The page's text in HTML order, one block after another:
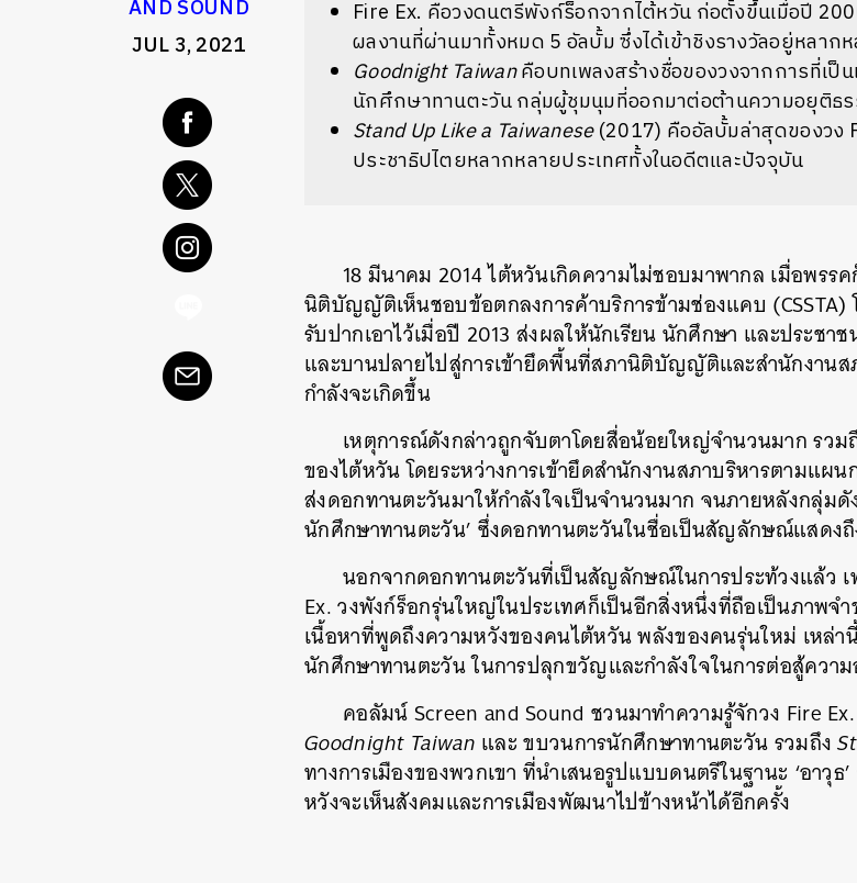
AND SOUND
JUL 3, 2021
Fire Ex. คือวงดนตรีพังก์ร็อกจากไต้หวัน ก่อตั้งขึ้นเมื่อปี
ผลงานที่ผ่านมาทั้งหมด 5 อัลบั้ม ซึ่งได้เข้าชิงรางวัลอยู่หลาก
Goodnight Taiwanคือบทเพลงสร้างชื่อของวงจากการที่เ
นักศึกษาทานตะวัน กลุ่มผู้ชุมนุมที่ออกมาต่อต้านความอยุติธร
Stand Up Like a Taiwanese(2017) คืออัลบั้มล่าสุดของวง
ประชาธิปไตยหลากหลายประเทศทั้งในอดีตและปัจจุบัน
18 มีนาคม 2014 ไต้หวันเกิดความไม่ชอบมาพากล เมื่อพร
นิติบัญญัติเห็นชอบข้อตกลงการค้าบริการข้ามช่องแคบ (CSSTA)
รับปากเอาไว้เมื่อปี 2013 ส่งผลให้นักเรียน นักศึกษา และประช
และบานปลายไปสู่การเข้ายึดพื้นที่สภานิติบัญญัติและสำนักงานส
กำลังจะเกิดขึ้น
เหตุการณ์ดังกล่าวถูกจับตาโดยสื่อน้อยใหญ่จำนวนมาก รวม
ของไต้หวัน โดยระหว่างการเข้ายึดสำนักงานสภาบริหารตามแ
ส่งดอกทานตะวันมาให้กำลังใจเป็นจำนวนมาก จนภายหลังกลุ่มดั
นักศึกษาทานตะวัน’ ซึ่งดอกทานตะวันในชื่อเป็นสัญลักษณ์แสดงถึ
นอกจากดอกทานตะวันที่เป็นสัญลักษณ์ในการประท้วงแล้ว เ
Ex. วงพังก์ร็อกรุ่นใหญ่ในประเทศก็เป็นอีกสิ่งหนึ่งที่ถือเป็นภาพจ
เนื้อหาที่พูดถึงความหวังของคนไต้หวัน พลังของคนรุ่นใหม่ เหล่า
นักศึกษาทานตะวัน ในการปลุกขวัญและกำลังใจในการต่อสู้ควา
คอลัมน์ Screen and Sound ชวนมาทำความรู้จักวง Fire
Goodnight Taiwan และ ขบวนการนักศึกษาทานตะวัน รวมถึง
ทางการเมืองของพวกเขา ที่นำเสนอรูปแบบดนตรีในฐานะ ‘อาวุ
หวังจะเห็นสังคมและการเมืองพัฒนาไปข้างหน้าได้อีกครั้ง